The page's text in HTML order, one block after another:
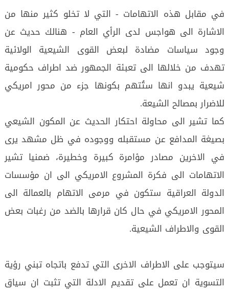
في مقابل هذه الاتهامات - التي لا تخلو كثير منها من
الاشارة الى هواجس لدى الرأي العام - هنالك حديث عن
وجود سياسات مضادة لبعض القوى الشيعية الولائية
تهدف من خلالها الى تعبئة الجمهور ضد اطراف حكومية
شيعية يبدو انها ستُتهم بكونها جزء من محور امريكي
للاضرار بمصالح الشيعة.
كما تشير الى محاولة احتكار الحديث عن المكون الشيعي
بصيغة المدافع عن مستقبله ووجوده في ظل مشهد يرى
في الاخرين مصادر مؤامرة كبيرة وخطيرة، ضمنيا تشير
الاتهامات الى فكرة المشروع الامريكي الى ان مؤسسات
الدولة العراقية ستكون في مرمى الاتهام بالعمالة الى
المحور الامريكي في حال كان قرارها بالضد من رغبات بعض
القوى والاطراف الشيعية.
سيتوجب على الاطراف الاخرى التي تدفع باتجاه تبني رؤية
التسوية ان تعمل على تقديم الادلة التي تثبت ان سياق